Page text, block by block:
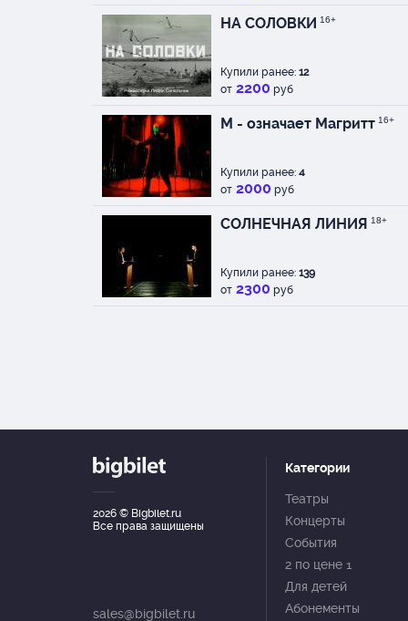
НА СОЛОВКИ 16+
Купили ранее: 12
от 2200 руб
М - означает Магритт 16+
Купили ранее: 4
от 2000 руб
СОЛНЕЧНАЯ ЛИНИЯ 18+
Купили ранее: 139
от 2300 руб
2026 © Bigbilet.ru
Все права защищены
sales@bigbilet.ru
Категории
Театры
Концерты
События
2 по цене 1
Для детей
Абонементы